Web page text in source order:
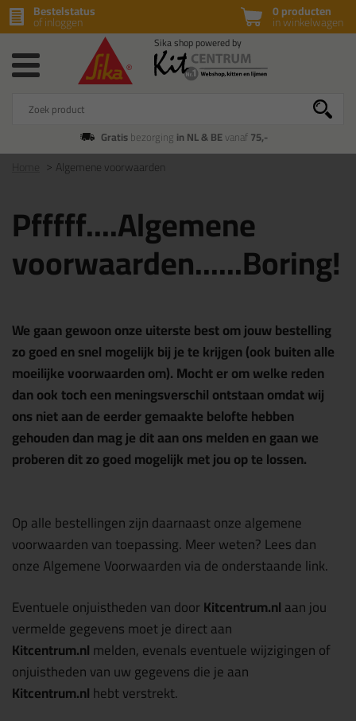
0 producten
in winkelwagen
Bestelstatus
of inloggen
Gratisbezorging in NL & BEvanaf75,-
Algemene voorwaarden
Pfffff....Algemene
voorwaarden......Boring!
We gaan gewoon onze uiterste best om jouw bestelling
zo goed en snel mogelijk bij je te krijgen (ook buiten alle
moeilijke voorwaarden om). Mocht er om welke reden
dan ook toch een meningsverschil ontstaan omdat wij
ons niet aan de eerder gemaakte belofte hebben
gehouden dan mag je dit aan ons melden en gaan we
proberen dit zo goed mogelijk met jou op te lossen.
Op alle bestellingen zijn daarnaast onze algemene
voorwaarden van toepassing. Meer weten? Lees dan
onze Algemene Voorwaarden via de onderstaande link.
Eventuele onjuistheden van doorKitcentrum.nlaan jou
vermelde gegevens moet je direct aan
Kitcentrum.nlmelden, evenals eventuele wijzigingen of
onjuistheden van uw gegevens die je aan
Kitcentrum.nlhebt verstrekt.